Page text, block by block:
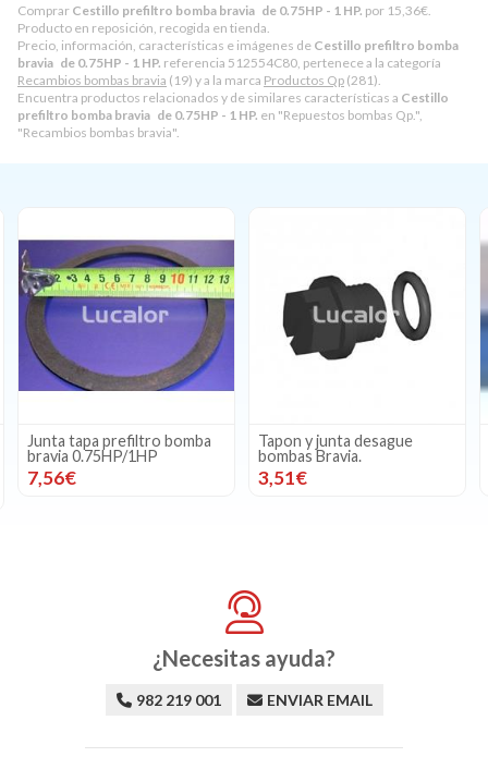
Comprar Cestillo prefiltro bomba bravia de 0.75HP - 1 HP. por 15,36€
Producto en reposición, recogida en tienda.
Precio, información, características e imágenes de Cestillo prefiltro bomba
bravia de 0.75HP - 1 HP. referencia 512554C80, pertenece a la categoría
Recambios bombas bravia (19) y a la marca Productos Qp (281).
Encuentra productos relacionados y de similares características a Cestillo
prefiltro bomba bravia de 0.75HP - 1 HP. en "Repuestos bombas Qp.",
"Recambios bombas bravia".
Junta tapa prefiltro bomba
bravia 0.75HP/1HP
7,56€
Tapon y junta desague
bombas Bravia.
3,51€
¿Necesitas ayuda?
982 219 001 ENVIAR EMAIL